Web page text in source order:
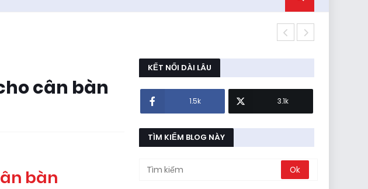
cân bàn
bàn
KẾT NỐI DÀI LÂU
1.5k 3.1k
TÌM KIẾM BLOG NÀY